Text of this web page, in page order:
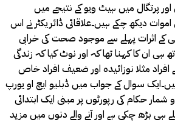
پرتگال میں ہیٹ ویو کے نتیجے میں
دیکھ چکے ہیں۔علاقائی ڈائریکٹر نے اس
کے اثرات پہلے سے موجود صحت کی خرابی
ہی ان کا کہنا تھا کہ اور نوٹ کیا کہ زندگی
افراد مثلا نوزائیدہ اور ضعیف افراد خاص
سوال کے جواب میں ڈبلیو ایچ او یورپ
حکام کی رپورٹوں پر مبنی ایک ابتدائی
ہی بڑھ چکی ہے اور آنے والے دنوں میں مزید